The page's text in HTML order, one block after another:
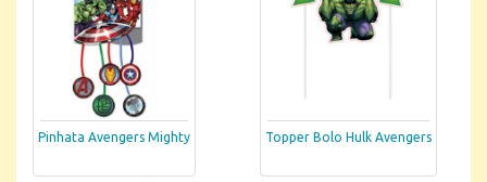
Pinhata Avengers Mighty Topper Bolo Hulk Avengers